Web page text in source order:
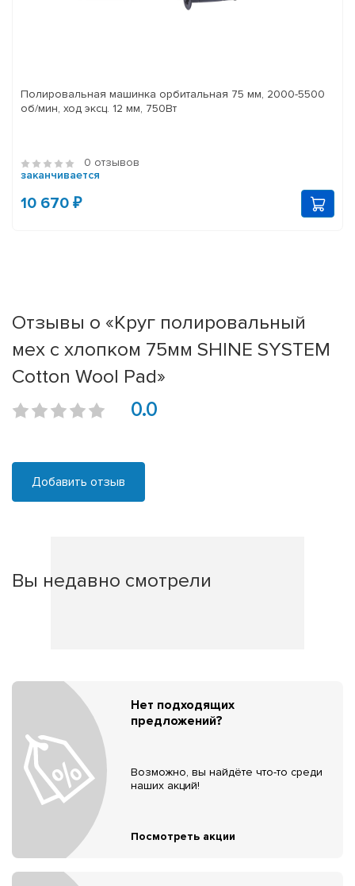
Полировальная машинка орбитальная 75 мм, 2000-5500
об/мин, ход эксц. 12 мм, 750Вт
0 отзывов
заканчивается
10 670 ₽
Отзывы о «Круг полировальный
мех с хлопком 75мм SHINE SYSTEM
Cotton Wool Pad»
0.0
Добавить отзыв
Вы недавно смотрели
Нет подходящих
предложений?
Возможно, вы найдёте что-то среди
наших акций!
Посмотреть акции